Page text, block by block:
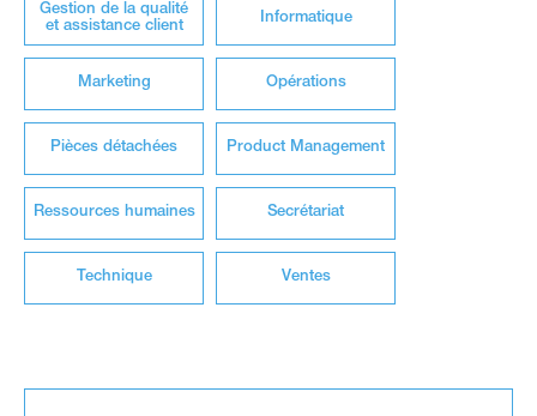
Gestion de la qualité
et assistance client
Informatique
Marketing Opérations
Pièces détachées Product Management
Ressources humaines Secrétariat
Technique Ventes